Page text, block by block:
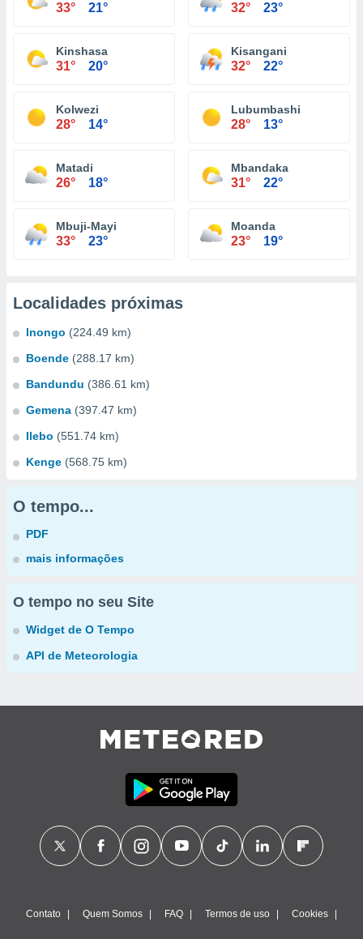
33° 21° 32° 23°
Kinshasa
31° 20°
Kisangani
32° 22°
Kolwezi
28° 14°
Lubumbashi
28° 13°
Matadi
26° 18°
Mbandaka
31° 22°
Mbuji-Mayi
33° 23°
Moanda
23° 19°
Localidades próximas
Inongo (224.49 km)
Boende (288.17 km)
Bandundu (386.61 km)
Gemena (397.47 km)
Ilebo (551.74 km)
Kenge (568.75 km)
O tempo...
PDF
mais informações
O tempo no seu Site
Widget de O Tempo
API de Meteorologia
Contato Quem Somos FAQ Termos de uso Cookies